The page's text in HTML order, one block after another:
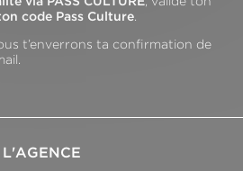
code Pass Culture.
t’enverrons ta confirmation de
L'AGENCE